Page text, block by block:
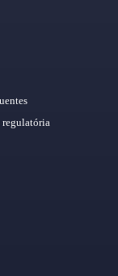
regulatória